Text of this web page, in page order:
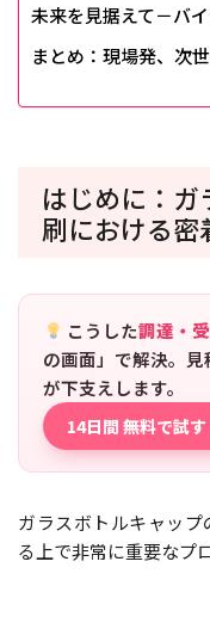
未来を見据えて－バ
まとめ：現場発、次
はじめに：
刷における密
こうした調達・
の画面」で解決。
が下支えします。
14日間 無料で試
ガラスボトルキャッ
る上で非常に重要なプ